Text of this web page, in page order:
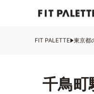
FIT PALETTE 東京都
千鳥町